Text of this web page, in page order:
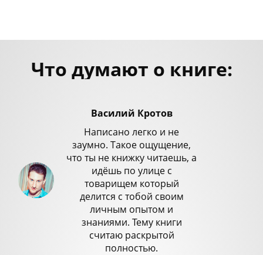
Что думают о книге:
Василий Кротов
Написано легко и не
заумно. Такое ощущение,
что ты не книжку читаешь, а
идёшь по улице с
товарищем который
делится с тобой своим
личным опытом и
знаниями. Тему книги
считаю раскрытой
полностью.